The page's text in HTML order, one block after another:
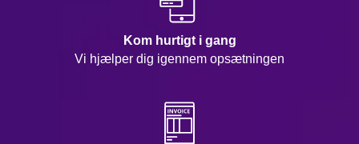
Kom hurtigt i gang
Vi hjælper dig igennem opsætningen